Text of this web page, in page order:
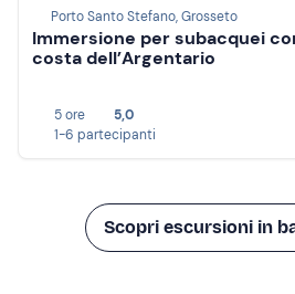
Porto Santo Stefano, Grosseto
Immersione per subacquei
costa dell’Argentario
5 ore
5,0
1-6 partecipanti
Scopri escursioni in